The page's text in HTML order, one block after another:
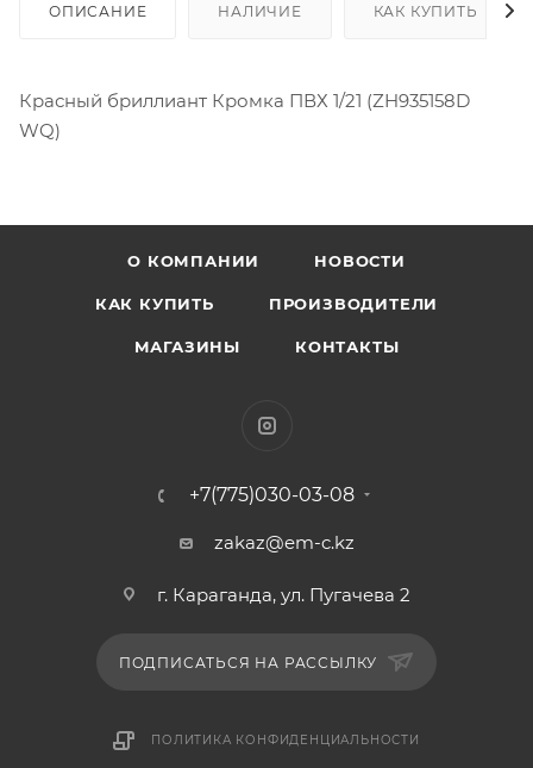
ОПИСАНИЕ НАЛИЧИЕ КАК КУПИТЬ
Красный бриллиант Кромка ПВХ 1/21 (ZH935158D
WQ)
О КОМПАНИИ НОВОСТИ
КАК КУПИТЬ ПРОИЗВОДИТЕЛИ
МАГАЗИНЫ КОНТАКТЫ
+7(775)030-03-08
zakaz@em-c.kz
г. Караганда, ул. Пугачева 2
ПОДПИСАТЬСЯ НА РАССЫЛКУ
ПОЛИТИКА КОНФИДЕНЦИАЛЬНОСТИ